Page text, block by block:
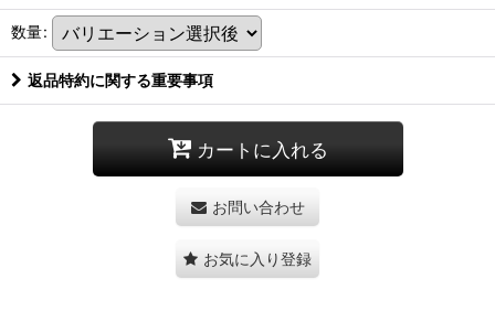
数量:
返品特約に関する重要事項
カートに入れる
お問い合わせ
お気に入り登録